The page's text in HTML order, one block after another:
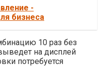
-
бизнеса
10 раз без
на дисплей
потребуется